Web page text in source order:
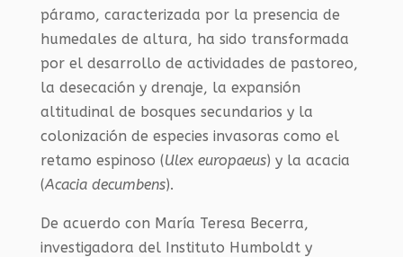
páramo, caracterizada por la presencia de
humedales de altura, ha sido transformada
por el desarrollo de actividades de pastoreo,
la desecación y drenaje, la expansión
altitudinal de bosques secundarios y la
colonización de especies invasoras como el
retamo espinoso (Ulex europaeus) y la acacia
(Acacia decumbens).
De acuerdo con María Teresa Becerra,
investigadora del Instituto Humboldt y